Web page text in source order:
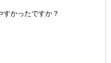
すかったですか？